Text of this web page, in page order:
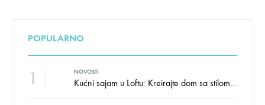
POPULARNO
1 NOVOSTI
Kućni sajam u Loftu: Kreirajte dom sa stilom i udobnošću uz velike uštede!